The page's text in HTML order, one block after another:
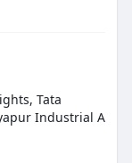
Tata
Industrial A